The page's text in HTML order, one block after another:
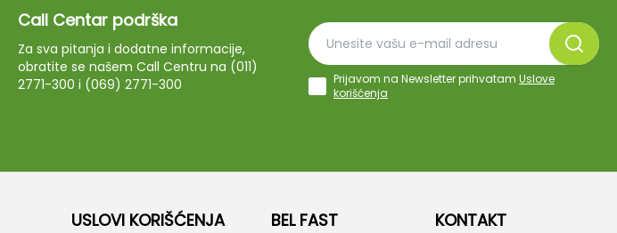
Call Centar podrška
Za sva pitanja i dodatne informacije,
obratite se našem Call Centru na (011)
2771-300 i (069) 2771-300
Prijavom na Newsletter prihvatam Uslove
korišćenja
USLOVI KORIŠĆENJA BEL FAST KONTAKT